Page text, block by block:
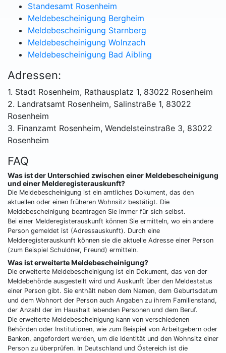
Standesamt Rosenheim
Meldebescheinigung Bergheim
Meldebescheinigung Starnberg
Meldebescheinigung Wolnzach
Meldebescheinigung Bad Aibling
Adressen:
1. Stadt Rosenheim, Rathausplatz 1, 83022 Rosenheim
2. Landratsamt Rosenheim, Salinstraße 1, 83022
Rosenheim
3. Finanzamt Rosenheim, Wendelsteinstraße 3, 83022
Rosenheim
FAQ
Was ist der Unterschied zwischen einer Meldebescheinigung
und einer Melderegisterauskunft?
Die Meldebescheinigung ist ein amtliches Dokument, das den
aktuellen oder einen früheren Wohnsitz bestätigt. Die
Meldebescheinigung beantragen Sie immer für sich selbst.
Bei einer Melderegisterauskunft können Sie ermitteln, wo ein andere
Person gemeldet ist (Adressauskunft). Durch eine
Melderegisterauskunft können sie die aktuelle Adresse einer Person
(zum Beispiel Schuldner, Freund) ermitteln.
Was ist erweiterte Meldebescheinigung?
Die erweiterte Meldebescheinigung ist ein Dokument, das von der
Meldebehörde ausgestellt wird und Auskunft über den Meldestatus
einer Person gibt. Sie enthält neben dem Namen, dem Geburtsdatum
und dem Wohnort der Person auch Angaben zu ihrem Familienstand,
der Anzahl der im Haushalt lebenden Personen und dem Beruf.
Die erweiterte Meldebescheinigung kann von verschiedenen
Behörden oder Institutionen, wie zum Beispiel von Arbeitgebern oder
Banken, angefordert werden, um die Identität und den Wohnsitz einer
Person zu überprüfen. In Deutschland und Östereich ist die